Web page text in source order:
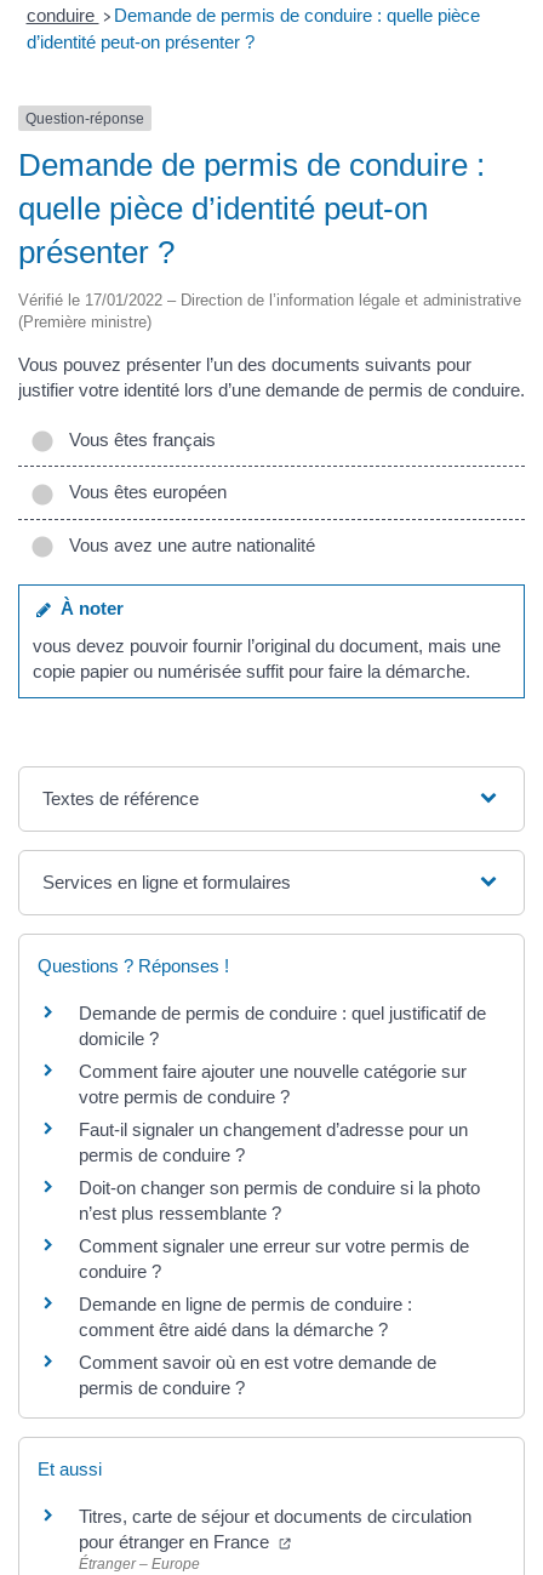
conduire > Demande de permis de conduire : quelle pièce
d’identité peut-on présenter ?
Question-réponse
Demande de permis de conduire :
quelle pièce d’identité peut-on
présenter ?
Vérifié le 17/01/2022 – Direction de l’information légale et administrative
(Première ministre)
Vous pouvez présenter l’un des documents suivants pour
justifier votre identité lors d’une demande de permis de conduire.
Vous êtes français
Vous êtes européen
Vous avez une autre nationalité
À noter
vous devez pouvoir fournir l’original du document, mais une
copie papier ou numérisée suffit pour faire la démarche.
Textes de référence
Services en ligne et formulaires
Questions ? Réponses !
Demande de permis de conduire : quel justificatif de
domicile ?
Comment faire ajouter une nouvelle catégorie sur
votre permis de conduire ?
Faut-il signaler un changement d’adresse pour un
permis de conduire ?
Doit-on changer son permis de conduire si la photo
n’est plus ressemblante ?
Comment signaler une erreur sur votre permis de
conduire ?
Demande en ligne de permis de conduire :
comment être aidé dans la démarche ?
Comment savoir où en est votre demande de
permis de conduire ?
Et aussi
Titres, carte de séjour et documents de circulation
pour étranger en France
Étranger – Europe